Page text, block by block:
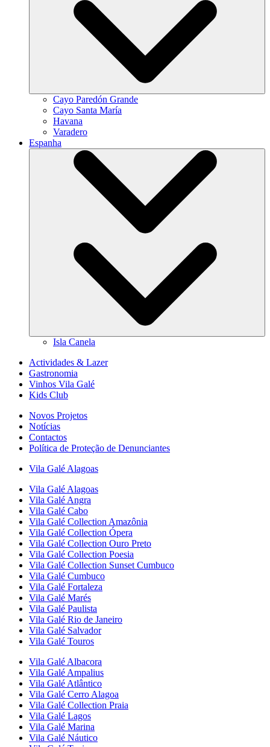
Cayo Paredón Grande
Cayo Santa María
Havana
Varadero
Espanha
Isla Canela
Actividades & Lazer
Gastronomia
Vinhos Vila Galé
Kids Club
Novos Projetos
Notícias
Contactos
Política de Proteção de Denunciantes
Vila Galé Alagoas
Vila Galé Alagoas
Vila Galé Angra
Vila Galé Cabo
Vila Galé Collection Amazônia
Vila Galé Collection Ópera
Vila Galé Collection Ouro Preto
Vila Galé Collection Poesia
Vila Galé Collection Sunset Cumbuco
Vila Galé Cumbuco
Vila Galé Fortaleza
Vila Galé Marés
Vila Galé Paulista
Vila Galé Rio de Janeiro
Vila Galé Salvador
Vila Galé Touros
Vila Galé Albacora
Vila Galé Ampalius
Vila Galé Atlântico
Vila Galé Cerro Alagoa
Vila Galé Collection Praia
Vila Galé Lagos
Vila Galé Marina
Vila Galé Náutico